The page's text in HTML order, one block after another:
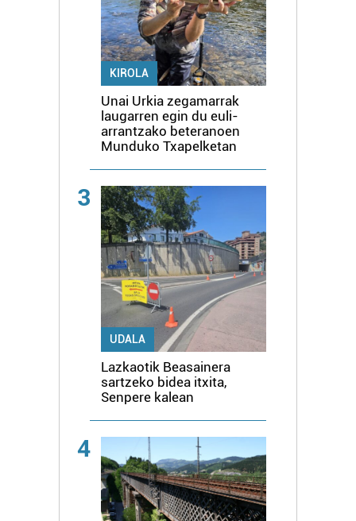
KIROLA
Unai Urkia zegamarrak
laugarren egin du euli-
arrantzako beteranoen
Munduko Txapelketan
3
UDALA
Lazkaotik Beasainera
sartzeko bidea itxita,
Senpere kalean
4